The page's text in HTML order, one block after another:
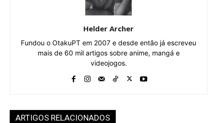
Helder Archer
Fundou o OtakuPT em 2007 e desde então já escreveu
mais de 60 mil artigos sobre anime, mangá e
videojogos.
ARTIGOS RELACIONADOS